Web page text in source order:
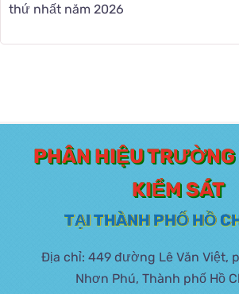
thứ nhất năm 2026
PHÂN HIỆU
KIỂM SÁT
TẠI THÀNH PHỐ HỒ
Địa chỉ: 449 đường Lê Văn Việt,
Nhơn Phú, Thành phố Hồ